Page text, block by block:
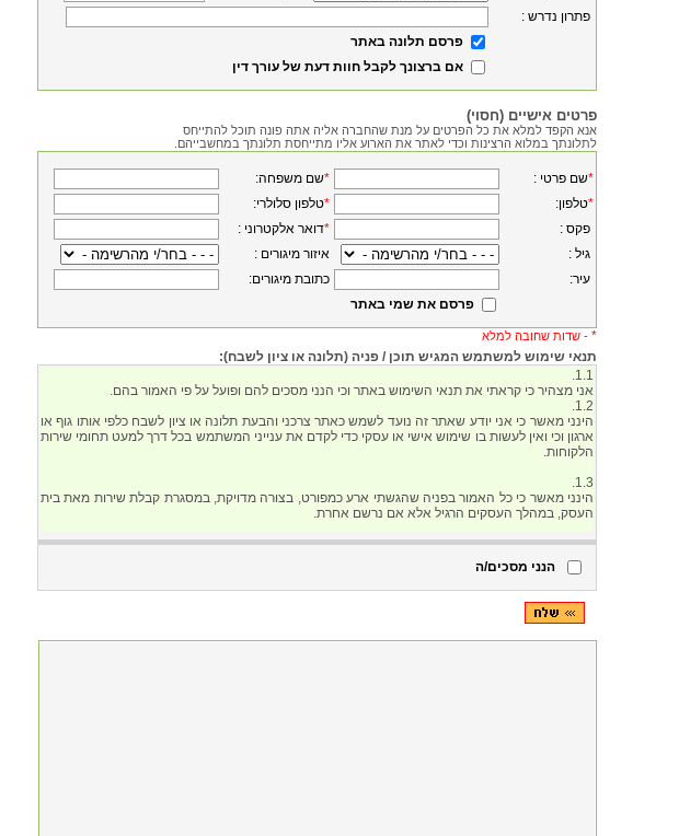
פרסם תלונה באתר
אם ברצונך לקבל חוות דעת של עורך דין
פרטים אישיים (חסוי)
אנא הקפד למלא את כל הפרטים על מנת שהחברה אליה אתה פונה תוכל להתייחס
לתלונתך במלוא הרצינות וכדי לאתר את הארוע אליו מתייחסת תלונתך במחשבייהם.
:שם משפחה* : שם פרטי*
:טלפון סלולרי* :טלפון*
: דואר אלקטרוני*
: איזור מיגורים
:כתובת מיגורים
פרסם את שמי באתר
שדות שחובה למלא - *
תנאי שימוש למשתמש המגיש תוכן / פניה (תלונה או ציון לשבח):
הנני מסכים/ה